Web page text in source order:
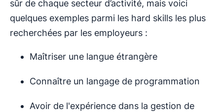
sûr de chaque secteur d’activité, mais voici
quelques exemples parmi les hard skills les plus
recherchées par les employeurs :
Maîtriser une langue étrangère
Connaître un langage de programmation
Avoir de l'expérience dans la gestion de